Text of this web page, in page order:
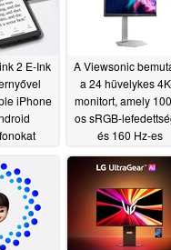
2 E-Ink
iPhone
A Viewsonic
a 24 hüvelykes
monitort, amely
os sRGB-
és 160 Hz-es
kínál06/22/2026